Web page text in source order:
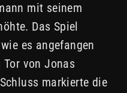
mit seinem
Das Spiel
es angefangen
von Jonas
markierte die